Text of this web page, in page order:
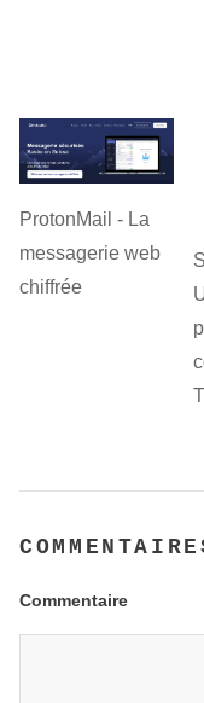
ProtonMail - La
messagerie web
chiffrée
Commentaire